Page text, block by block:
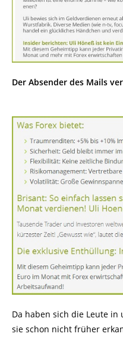
Der Absender des Mails
Da haben sich die Leute in
sie schon nicht früher